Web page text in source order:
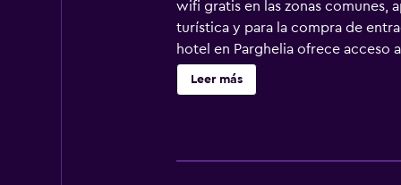
wifi gratis en las zonas comunes,
turística y para la compra de
hotel en Parghelia ofrece acceso
Los baños están equipados con
de limpieza todos los días. Los
Leer más